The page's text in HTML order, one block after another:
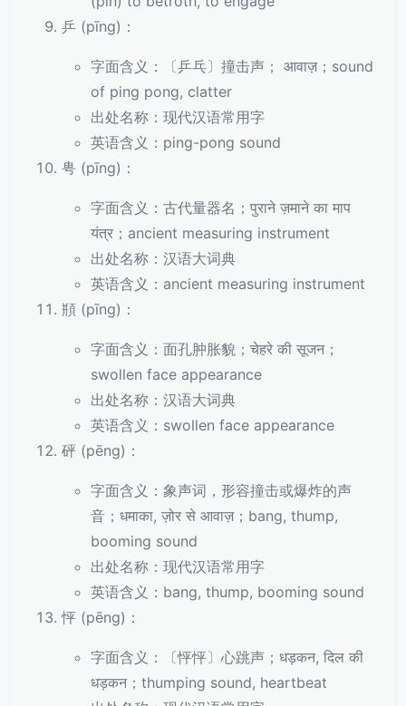
乒 (pīng)：
字面含义：〔乒乓〕撞击声； आवाज़；sound
of ping pong, clatter
出处名称：现代汉语常用字
英语含义：ping-pong sound
甹 (pīng)：
字面含义：古代量器名；पुराने ज़माने का माप
यंत्र；ancient measuring instrument
出处名称：汉语大词典
英语含义：ancient measuring instrument
頩 (pīng)：
字面含义：面孔肿胀貌；चेहरे की सूजन；
swollen face appearance
出处名称：汉语大词典
英语含义：swollen face appearance
砰 (pēng)：
字面含义：象声词，形容撞击或爆炸的声
音；धमाका, ज़ोर से आवाज़；bang, thump,
booming sound
出处名称：现代汉语常用字
英语含义：bang, thump, booming sound
怦 (pēng)：
字面含义：〔怦怦〕心跳声；धड़कन, दिल की
धड़कन；thumping sound, heartbeat